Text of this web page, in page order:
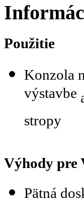
Použitie
Konzola
výstavbe
stropy
Výhody pre
Pätná